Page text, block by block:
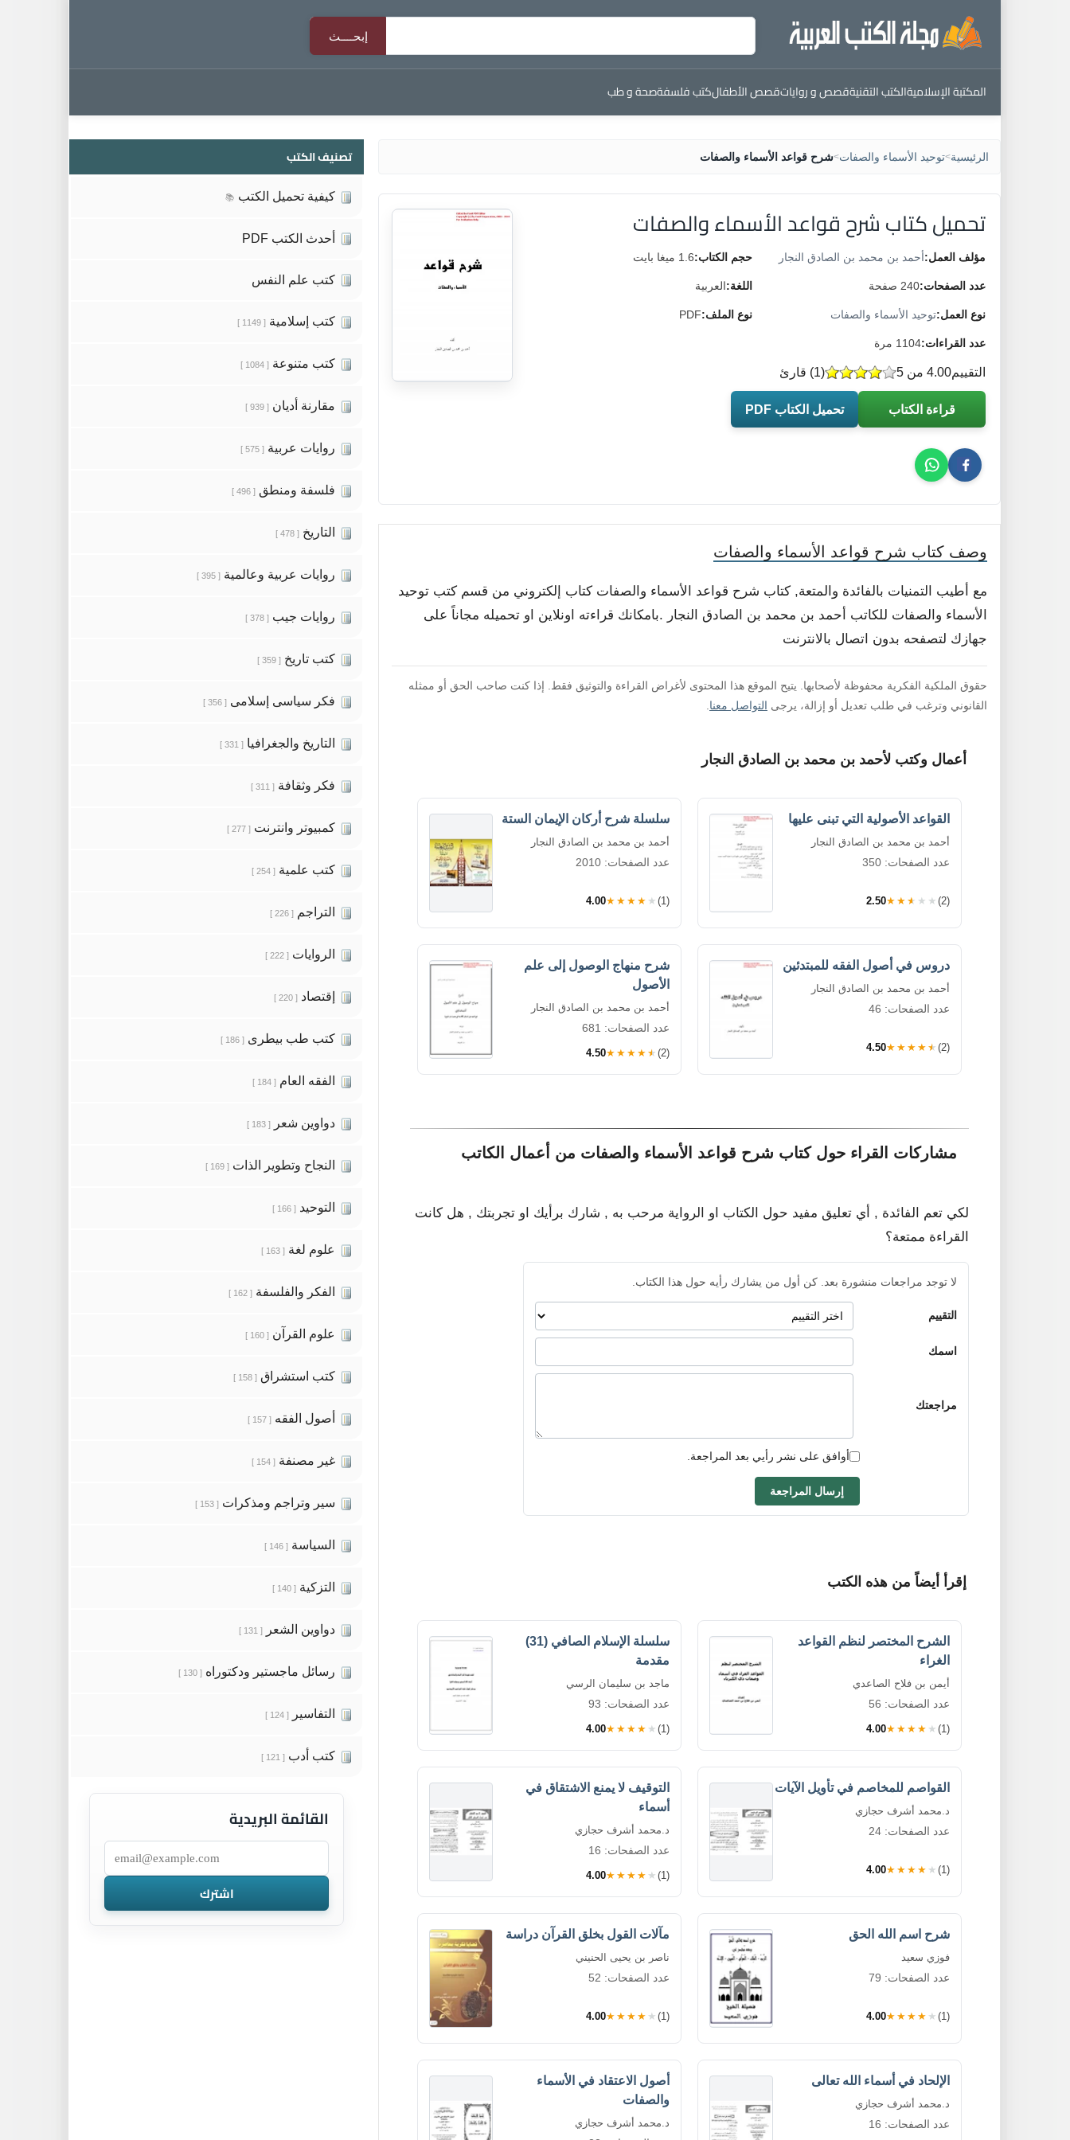
المكتبة الإسلاميةالكتب التقنيةقصص و رواياتقصص الأطفالكتب فلسفةصحة و طب
الرئيسية>توحيد الأسماء والصفات>شرح قواعد الأسماء والصفات
تحميل كتاب شرح قواعد الأسماء والصفات
مؤلف العمل:أحمد بن محمد بن الصادق النجار حجم الكتاب:1.6 ميغا بايت
عدد الصفحات:240 صفحة اللغة:العربية
نوع العمل:توحيد الأسماء والصفات نوع الملف:PDF
عدد القراءات:1104 مرة
التقييم (
1) قارئ 4.00 من 5
قراءة الكتاب تحميل الكتاب PDF
وصف كتاب شرح قواعد الأسماء والصفات
مع أطيب التمنيات بالفائدة والمتعة, كتاب شرح قواعد الأسماء والصفات كتاب إلكتروني من قسم كتب توحيد
الأسماء والصفات للكاتب أحمد بن محمد بن الصادق النجار .بامكانك قراءته اونلاين او تحميله مجاناً على
جهازك لتصفحه بدون اتصال بالانترنت
حقوق الملكية الفكرية محفوظة لأصحابها. يتيح الموقع هذا المحتوى لأغراض القراءة والتوثيق فقط. إذا كنت صاحب الحق أو ممثله
القانوني وترغب في طلب تعديل أو إزالة، يرجى التواصل معنا
أعمال وكتب لأحمد بن محمد بن الصادق النجار
القواعد الأصولية التي تبنى عليها
أحمد بن محمد بن الصادق النجار
عدد الصفحات: 350
2.50★★★★★ (2)
سلسلة شرح أركان الإيمان الستة
أحمد بن محمد بن الصادق النجار
عدد الصفحات: 2010
4.00★★★★★ (1)
دروس في أصول الفقه للمبتدئين
أحمد بن محمد بن الصادق النجار
عدد الصفحات: 46
4.50★★★★★ (2)
شرح منهاج الوصول إلى علم
الأصول
أحمد بن محمد بن الصادق النجار
عدد الصفحات: 681
4.50★★★★★ (2)
مشاركات القراء حول كتاب شرح قواعد الأسماء والصفات من أعمال الكاتب
لكي تعم الفائدة , أي تعليق مفيد حول الكتاب او الرواية مرحب به , شارك برأيك او تجربتك , هل كانت
القراءة ممتعة؟
لا توجد مراجعات منشورة بعد. كن أول من يشارك رأيه حول هذا الكتاب.
التقييم
اسمك
مراجعتك
أوافق على نشر رأيي بعد المراجعة.
إرسال المراجعة
إقرأ أيضاً من هذه الكتب
الشرح المختصر لنظم القواعد
الغراء
أيمن بن فلاح الصاعدي
عدد الصفحات: 56
4.00★★★★★ (1)
سلسلة الإسلام الصافي (31)
مقدمة
ماجد بن سليمان الرسي
عدد الصفحات: 93
4.00★★★★★ (1)
القواصم للمخاصم في تأويل الآيات
د.محمد أشرف حجازي
عدد الصفحات: 24
4.00★★★★★ (1)
التوقيف لا يمنع الاشتقاق في
أسماء
د.محمد أشرف حجازي
عدد الصفحات: 16
4.00★★★★★ (1)
شرح اسم الله الحق
فوزي سعيد
عدد الصفحات: 79
4.00★★★★★ (1)
مآلات القول بخلق القرآن دراسة
ناصر بن يحيى الحنيني
عدد الصفحات: 52
4.00★★★★★ (1)
الإلحاد في أسماء الله تعالى
د.محمد أشرف حجازي
عدد الصفحات: 16
أصول الاعتقاد في الأسماء
والصفات
د.محمد أشرف حجازي
تصنيف الكتب
كيفية تحميل الكتب 📚
أحدث الكتب PDF
كتب علم النفس
كتب إسلامية [ 1149 ]
كتب متنوعة [ 1084 ]
مقارنة أديان [ 939 ]
روايات عربية [ 575 ]
فلسفة ومنطق [ 496 ]
التاريخ [ 478 ]
روايات عربية وعالمية [ 395 ]
روايات جيب [ 378 ]
كتب تاريخ [ 359 ]
فكر سياسى إسلامى [ 356 ]
التاريخ والجغرافيا [ 331 ]
فكر وثقافة [ 311 ]
كمبيوتر وانترنت [ 277 ]
كتب علمية [ 254 ]
التراجم [ 226 ]
الروايات [ 222 ]
إقتصاد [ 220 ]
كتب طب بيطرى [ 186 ]
الفقه العام [ 184 ]
دواوين شعر [ 183 ]
النجاح وتطوير الذات [ 169 ]
التوحيد [ 166 ]
علوم لغة [ 163 ]
الفكر والفلسفة [ 162 ]
علوم القرآن [ 160 ]
كتب استشراق [ 158 ]
أصول الفقه [ 157 ]
غير مصنفة [ 154 ]
سير وتراجم ومذكرات [ 153 ]
السياسة [ 146 ]
التزكية [ 140 ]
دواوين الشعر [ 131 ]
رسائل ماجستير ودكتوراه [ 130 ]
التفاسير [ 124 ]
كتب أدب [ 121 ]
القائمة البريدية